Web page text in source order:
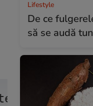
a
Lifestyle
De ce
să se audă